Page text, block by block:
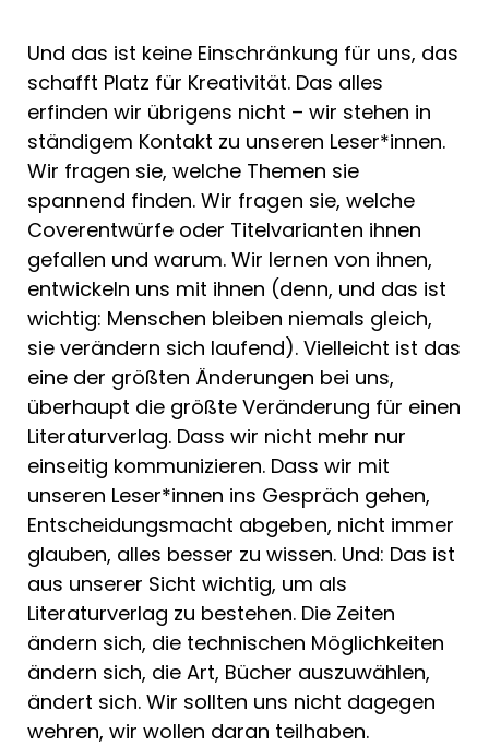
Und das ist keine Einschränkung für uns, das
schafft Platz für Kreativität. Das alles
erfinden wir übrigens nicht – wir stehen in
ständigem Kontakt zu unseren Leser*innen.
Wir fragen sie, welche Themen sie
spannend finden. Wir fragen sie, welche
Coverentwürfe oder Titelvarianten ihnen
gefallen und warum. Wir lernen von ihnen,
entwickeln uns mit ihnen (denn, und das ist
wichtig: Menschen bleiben niemals gleich,
sie verändern sich laufend). Vielleicht ist das
eine der größten Änderungen bei uns,
überhaupt die größte Veränderung für einen
Literaturverlag. Dass wir nicht mehr nur
einseitig kommunizieren. Dass wir mit
unseren Leser*innen ins Gespräch gehen,
Entscheidungsmacht abgeben, nicht immer
glauben, alles besser zu wissen. Und: Das ist
aus unserer Sicht wichtig, um als
Literaturverlag zu bestehen. Die Zeiten
ändern sich, die technischen Möglichkeiten
ändern sich, die Art, Bücher auszuwählen,
ändert sich. Wir sollten uns nicht dagegen
wehren, wir wollen daran teilhaben.